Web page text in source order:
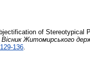
of Stereotypical
Вісник Житомирського
136